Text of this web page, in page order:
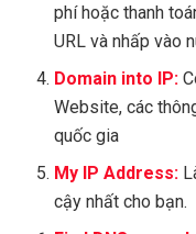
phí hoặc thanh
URL và nhấp vào
Domain into IP:
Website, các
quốc gia
My IP Address:
cậy nhất cho bạn.